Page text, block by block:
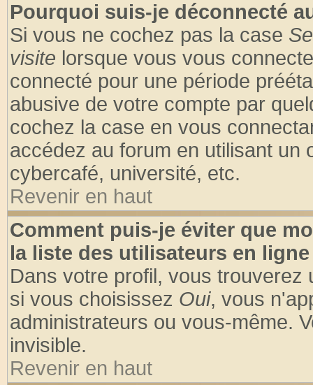
Pourquoi suis-je déconnecté
Si vous ne cochez pas la case
visite lorsque vous vous
connecté pour une période
abusive de votre compte par
cochez la case en vous
accédez au forum en utilisant un
cybercafé, université, etc.
Revenir en haut
Comment puis-je éviter que
la liste des utilisateurs en
Dans votre profil, vous trouverez
si vous choisissez Oui, vous
administrateurs ou vous-même.
invisible.
Revenir en haut